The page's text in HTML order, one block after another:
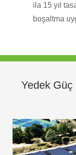
ila 15 yıl
boşaltma
Yedek Güç